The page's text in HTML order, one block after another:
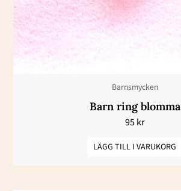
Barnsmycken
Barn ring blomma
95kr
LÄGG TILL I VARUKORG